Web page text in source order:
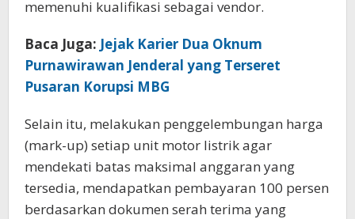
memenuhi kualifikasi sebagai vendor.
Baca Juga: Jejak Karier Dua Oknum
Purnawirawan Jenderal yang Terseret
Pusaran Korupsi MBG
Selain itu, melakukan penggelembungan harga
(mark-up) setiap unit motor listrik agar
mendekati batas maksimal anggaran yang
tersedia, mendapatkan pembayaran 100 persen
berdasarkan dokumen serah terima yang